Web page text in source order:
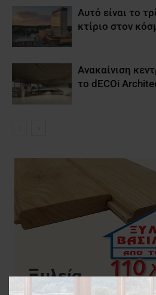
Αυτό είναι το
κτίριο στον
Ανακαίνιση
το dECOi